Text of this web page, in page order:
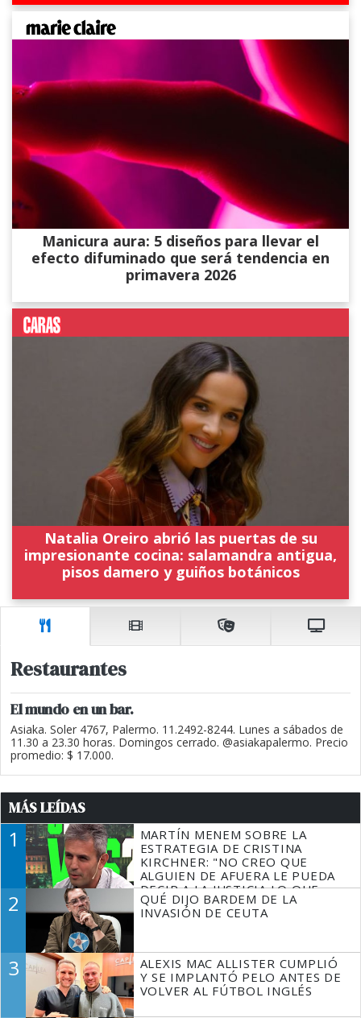
Manicura aura: 5 diseños para llevar el
efecto difuminado que será tendencia en
primavera 2026
Natalia Oreiro abrió las puertas de su
impresionante cocina: salamandra antigua,
pisos damero y guiños botánicos
Restaurantes
El mundo en un bar.
Asiaka. Soler 4767, Palermo. 11.2492-8244. Lunes a sábados de
11.30 a 23.30 horas. Domingos cerrado. @asiakapalermo. Precio
promedio: $ 17.000.
MÁS LEÍDAS
1
MARTÍN MENEM SOBRE LA
ESTRATEGIA DE CRISTINA
KIRCHNER: "NO CREO QUE
ALGUIEN DE AFUERA LE PUEDA
DECIR A LA JUSTICIA LO QUE
TIENE QUE HACER"
2
QUÉ DIJO BARDEM DE LA
INVASIÓN DE CEUTA
3
ALEXIS MAC ALLISTER CUMPLIÓ
Y SE IMPLANTÓ PELO ANTES DE
VOLVER AL FÚTBOL INGLÉS